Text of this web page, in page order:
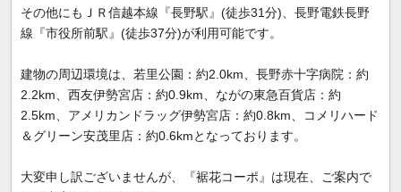
その他にもＪＲ信越本線『長野駅』(徒歩31分)、長野電鉄長野
線『市役所前駅』(徒歩37分)が利用可能です。
建物の周辺環境は、若里公園：約2.0km、長野赤十字病院：約
2.2km、西友伊勢宮店：約0.9km、ながの東急百貨店：約
2.5km、アメリカンドラッグ伊勢宮店：約0.8km、コメリハード
＆グリーン安茂里店：約0.6kmとなっております。
大変申し訳ございませんが、『裾花コーポ』は現在、ご案内で